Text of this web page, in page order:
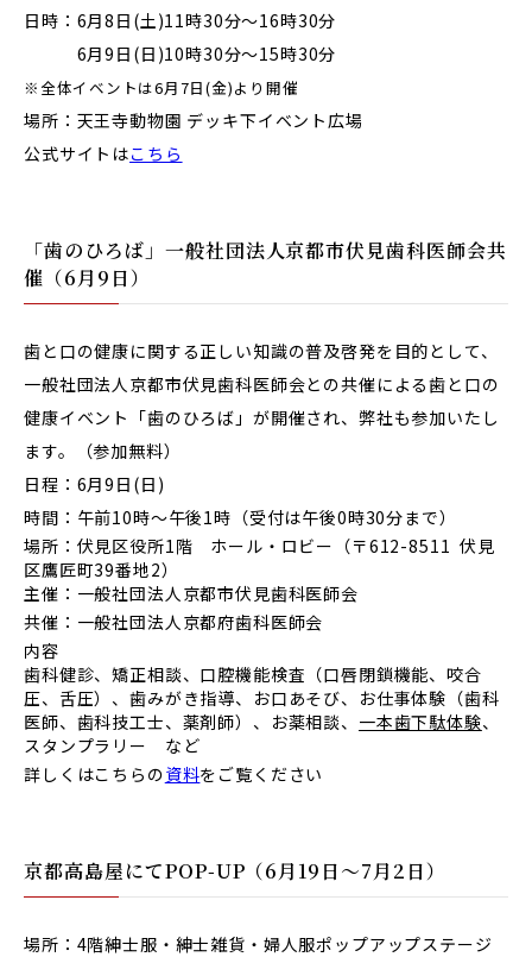
日時：6月8日(土)11時30分～16時30分
6月9日(日)10時30分～15時30分
※全体イベントは6月7日(金)より開催
場所：天王寺動物園 デッキ下イベント広場
公式サイトはこちら
「歯のひろば」一般社団法人京都市伏見歯科医師会共
催（6月9日）
歯と口の健康に関する正しい知識の普及啓発を目的として、
一般社団法人京都市伏見歯科医師会との共催による歯と口の
健康イベント「歯のひろば」が開催され、弊社も参加いたし
ます。（参加無料）
日程：6月9日(日)
時間：午前10時～午後1時（受付は午後0時30分まで）
場所：伏見区役所1階 ホール・ロビー（〒612-8511 伏見
区鷹匠町39番地2）
主催：一般社団法人京都市伏見歯科医師会
共催： 一般社団法人京都府歯科医師会
内容
歯科健診、矯正相談、口腔機能検査（口唇閉鎖機能、咬合
圧、舌圧）、歯みがき指導、お口あそび、お仕事体験（歯科
医師、歯科技工士、薬剤師）、お薬相談、 一本歯下駄体験、
スタンプラリー など
詳しくはこちらの資料をご覧ください
京都高島屋にてPOP-UP（6月19日〜7月2日）
場所：4階紳士服・紳士雑貨・婦人服ポップアップステージ